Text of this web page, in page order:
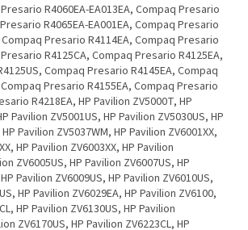
R4060EA-EA013EA, Compaq Presario
R4065EA-EA001EA, Compaq Presario
Compaq Presario R4114EA, Compaq Presario
R4125CA, Compaq Presario R4125EA,
Compaq Presario R4145EA, Compaq
Presario R4155EA, Compaq Presario
R4218EA, HP Pavilion ZV5000T, HP
Pavilion ZV5001US, HP Pavilion ZV5030US, HP
Pavilion ZV5037WM, HP Pavilion ZV6001XX,
HP Pavilion ZV6003XX, HP Pavilion
ZV6005US, HP Pavilion ZV6007US, HP
Pavilion ZV6009US, HP Pavilion ZV6010US,
HP Pavilion ZV6029EA, HP Pavilion ZV6100,
HP Pavilion ZV6130US, HP Pavilion
ZV6170US, HP Pavilion ZV6223CL, HP